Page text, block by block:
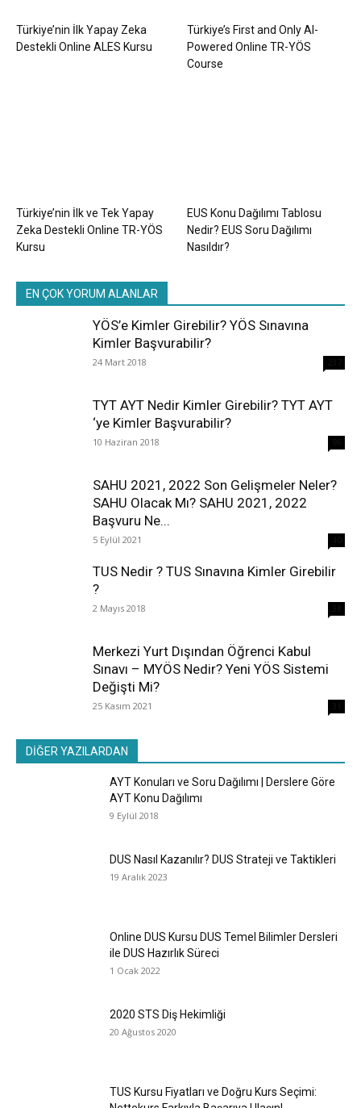
Türkiye’nin İlk Yapay Zeka
Destekli Online ALES Kursu
Türkiye’s First and Only AI-
Powered Online TR-YÖS
Course
Türkiye’nin İlk ve Tek Yapay
Zeka Destekli Online TR-YÖS
Kursu
EUS Konu Dağılımı Tablosu
Nedir? EUS Soru Dağılımı
Nasıldır?
EN ÇOK YORUM ALANLAR
YÖS’e Kimler Girebilir? YÖS Sınavına
Kimler Başvurabilir?
24 Mart 2018
TYT AYT Nedir Kimler Girebilir? TYT AYT
‘ye Kimler Başvurabilir?
10 Haziran 2018
SAHU 2021, 2022 Son Gelişmeler Neler?
SAHU Olacak Mı? SAHU 2021, 2022
Başvuru Ne...
5 Eylül 2021
TUS Nedir ? TUS Sınavına Kimler Girebilir
?
2 Mayıs 2018
Merkezi Yurt Dışından Öğrenci Kabul
Sınavı – MYÖS Nedir? Yeni YÖS Sistemi
Değişti Mi?
25 Kasım 2021
DİĞER YAZILARDAN
AYT Konuları ve Soru Dağılımı | Derslere Göre
AYT Konu Dağılımı
9 Eylül 2018
DUS Nasıl Kazanılır? DUS Strateji ve Taktikleri
19 Aralık 2023
Online DUS Kursu DUS Temel Bilimler Dersleri
ile DUS Hazırlık Süreci
1 Ocak 2022
2020 STS Diş Hekimliği
20 Ağustos 2020
TUS Kursu Fiyatları ve Doğru Kurs Seçimi: